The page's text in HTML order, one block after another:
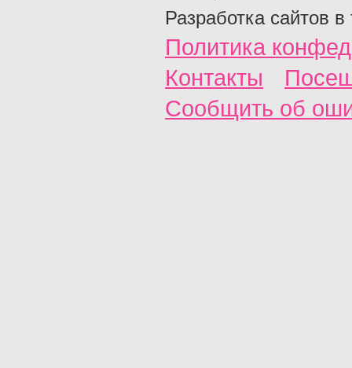
Разработка сайтов в
Политика
Контакты
Сообщить об